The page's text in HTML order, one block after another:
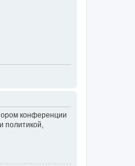
конференции
политикой,